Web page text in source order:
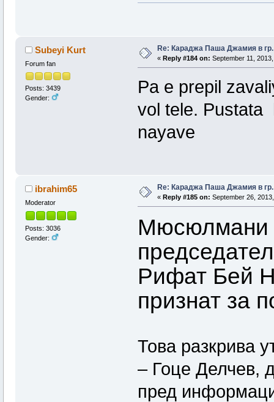
Subeyi Kurt
Forum fan
Posts: 3439
Gender:
Re: Караджа Паша Джамия в
« Reply #184 on: September 11,
Pa e prepil
vol tele. Pustata
nayave
ibrahim65
Moderator
Posts: 3036
Gender:
Re: Караджа Паша Джамия в
« Reply #185 on: September 26,
Мюсюлмани
Рифат Бей
признат за
Това разкрива
– Гоце Делчев,
пред